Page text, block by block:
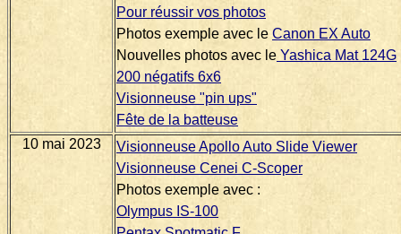
Pour réussir vos photos
Photos exemple avec le Canon EX Auto
Nouvelles photos avec le Yashica Mat 124G
200 négatifs 6x6
Visionneuse "pin ups"
Fête de la batteuse
10 mai 2023
Visionneuse Apollo Auto Slide Viewer
Visionneuse Cenei C-Scoper
Photos exemple avec :
Olympus IS-100